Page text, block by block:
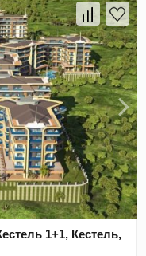
1+1, Кестель,